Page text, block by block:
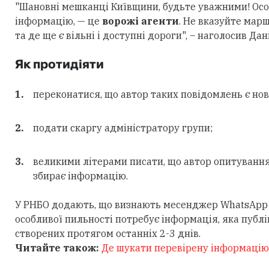
"Шановні мешканці Київщини, будьте уважними!
інформацію, — це ворожі агенти. Не вказуйте
та де ще є вільні і доступні дороги", – наголосив
Як протидіяти
переконатися, що автор таких повідомлень є
подати скаргу адміністратору групи;
великими літерами писати, що автор
збирає інформацію.
У РНБО додають, що визнають месенджер WhatsApp
особливої пильності потребує інформація, яка
створених протягом останніх 2-3 днів.
Читайте також: Де шукати перевірену